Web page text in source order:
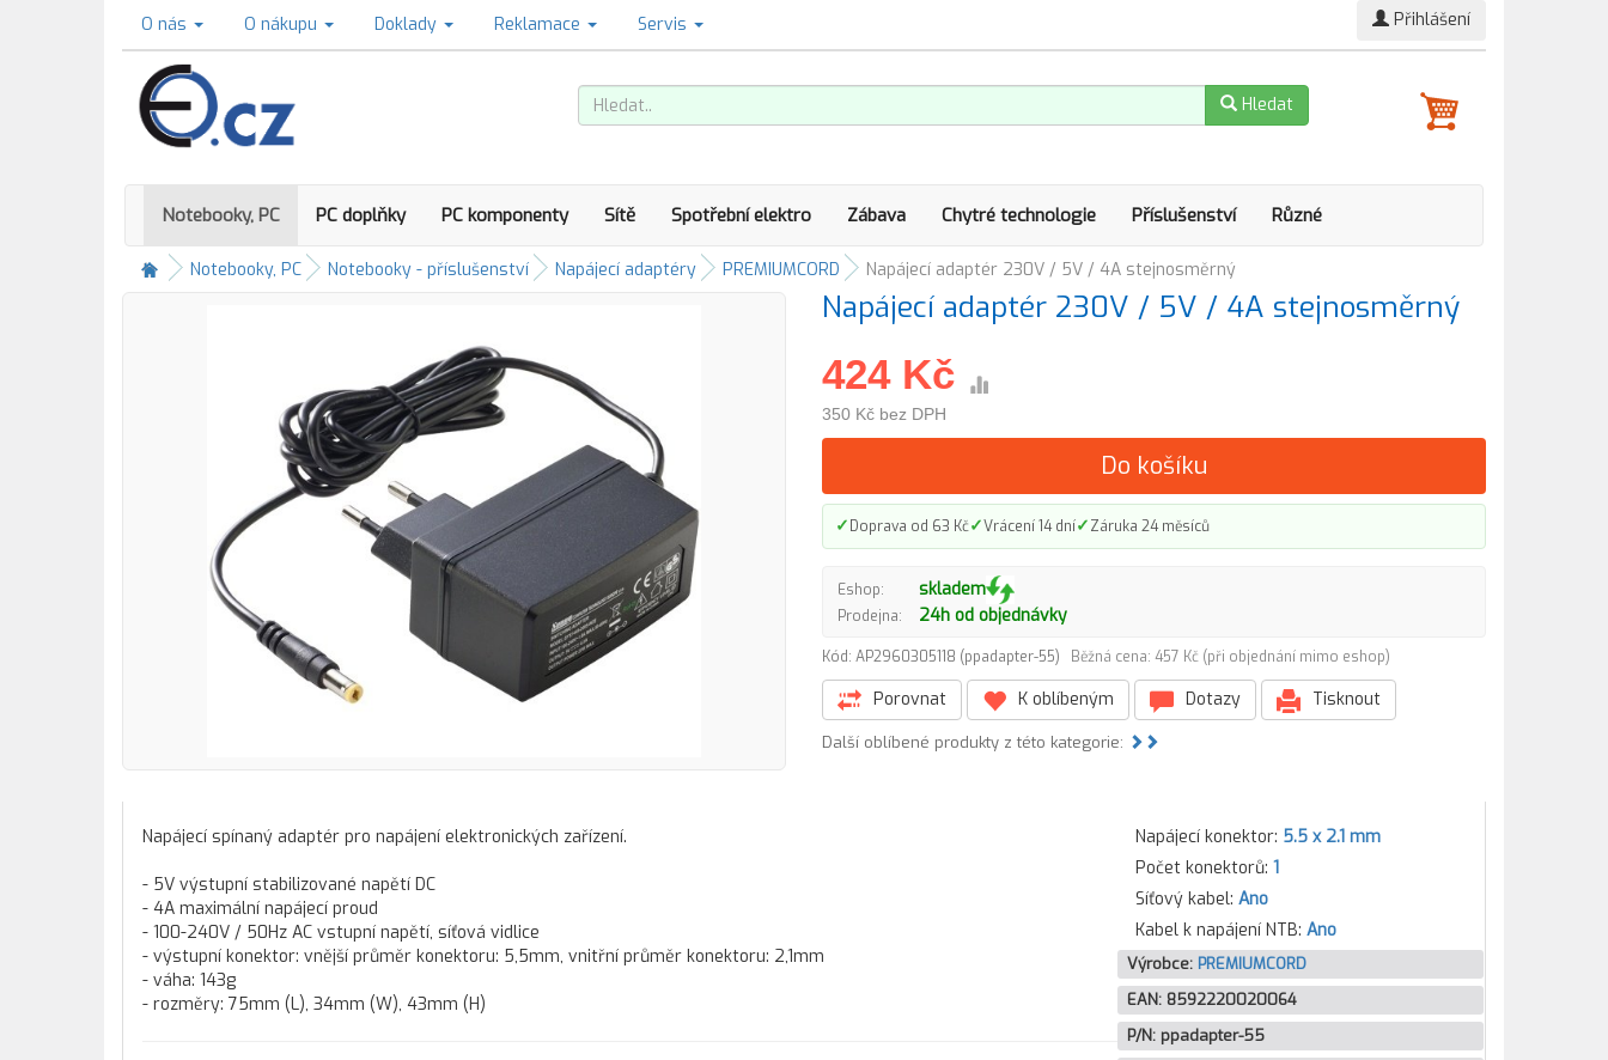
O nás O nákupu Doklady Reklamace Servis Přihlášení
Hledat
Notebooky, PC PC doplňky PC komponenty Sítě Spotřební elektro Zábava Chytré technologie Příslušenství Různé
Notebooky, PC Notebooky - příslušenství Napájecí adaptéry PREMIUMCORD Napájecí adaptér 230V / 5V / 4A stejnosměrný
Napájecí adaptér 230V / 5V / 4A stejnosměrný
424 Kč
350 Kč bez DPH
Do košíku
✓Doprava od 63 Kč✓Vrácení 14 dní✓Záruka 24 měsíců
Eshop: skladem
Prodejna: 24h od objednávky
Kód: AP2960305118 (ppadapter-55) Běžná cena: 457 Kč (při objednání mimo eshop)
Porovnat K oblíbeným Dotazy Tisknout
Další oblíbené produkty z této kategorie:
Napájecí spínaný adaptér pro napájení elektronických zařízení.
- 5V výstupní stabilizované napětí DC
- 4A maximální napájecí proud
- 100-240V / 50Hz AC vstupní napětí, síťová vidlice
- výstupní konektor: vnější průměr konektoru: 5,5mm, vnitřní průměr konektoru: 2,1mm
- váha: 143g
- rozměry: 75mm (L), 34mm (W), 43mm (H)
Napájecí konektor: 5.5 x 2.1 mm
Počet konektorů: 1
Síťový kabel: Ano
Kabel k napájení NTB: Ano
Výrobce: PREMIUMCORD
EAN: 8592220020064
P/N: ppadapter-55